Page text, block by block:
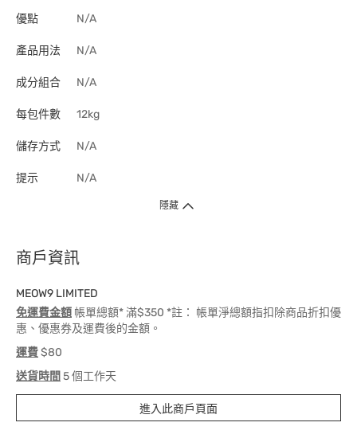
優點 N/A
產品用法 N/A
成分組合 N/A
每包件數 12kg
儲存方式 N/A
提示 N/A
隱藏
商戶資訊
MEOW9 LIMITED
免運費金額 帳單總額* 滿$350 *註： 帳單淨總額指扣除商品折扣優
惠、優惠券及運費後的金額。
運費$80
送貨時間 5 個工作天
進入此商戶頁面